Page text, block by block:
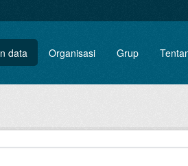
data Organisasi Grup